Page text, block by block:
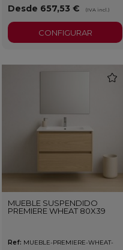
Desde 657,53 € (IVA incl.)
CONFIGURAR
MUEBLE SUSPENDIDO
PREMIERE WHEAT 80X39
Ref: MUEBLE-PREMIERE-WHEAT-